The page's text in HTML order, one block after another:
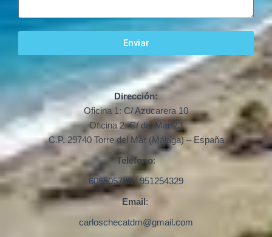
Enviar
Dirección:
Oficina 1: C/ Azucarera 10
Oficina 2:C/ del Mar 23
C.P. 29740 Torre del Mar (Málaga) – España
Teléfono:
606505788/951254329
Email:
carloschecatdm@gmail.com